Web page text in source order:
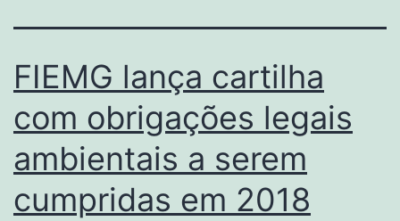
FIEMG lança cartilha
com obrigações legais
ambientais a serem
cumpridas em 2018